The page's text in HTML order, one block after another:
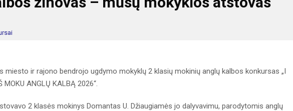
miesto ir rajono bendrojo ugdymo mokyklų 2 klasių mokinių anglų kalbos konkursas „I
MOKU ANGLŲ KALBĄ 2026“.
2 klasės mokinys Domantas U. Džiaugiamės jo dalyvavimu, parodytomis anglų